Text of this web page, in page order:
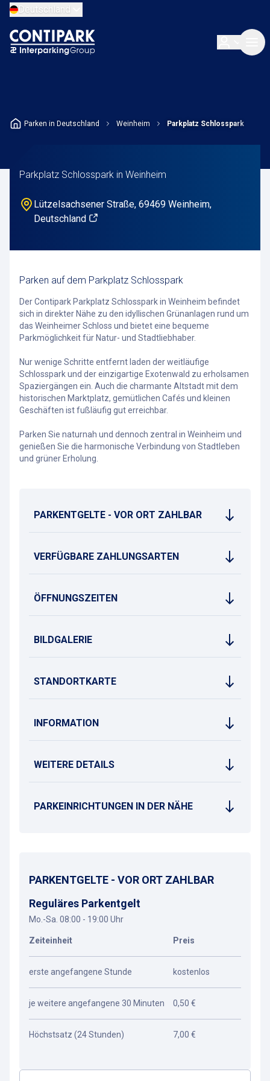
Deutschland
Parken in Deutschland Weinheim Parkplatz Schlosspark
Parkplatz Schlosspark in Weinheim
Lützelsachsener Straße, 69469 Weinheim,
Deutschland
Parken auf dem Parkplatz Schlosspark
Der Contipark Parkplatz Schlosspark in Weinheim befindet
sich in direkter Nähe zu den idyllischen Grünanlagen rund um
das Weinheimer Schloss und bietet eine bequeme
Parkmöglichkeit für Natur- und Stadtliebhaber.
Nur wenige Schritte entfernt laden der weitläufige
Schlosspark und der einzigartige Exotenwald zu erholsamen
Spaziergängen ein. Auch die charmante Altstadt mit dem
historischen Marktplatz, gemütlichen Cafés und kleinen
Geschäften ist fußläufig gut erreichbar.
Parken Sie naturnah und dennoch zentral in Weinheim und
genießen Sie die harmonische Verbindung von Stadtleben
und grüner Erholung.
PARKENTGELTE - VOR ORT ZAHLBAR
VERFÜGBARE ZAHLUNGSARTEN
ÖFFNUNGSZEITEN
BILDGALERIE
STANDORTKARTE
INFORMATION
WEITERE DETAILS
PARKEINRICHTUNGEN IN DER NÄHE
PARKENTGELTE - VOR ORT ZAHLBAR
Reguläres Parkentgelt
Mo.-Sa. 08:00 - 19:00 Uhr
Zeiteinheit Preis
erste angefangene Stunde kostenlos
je weitere angefangene 30 Minuten 0,50 €
Höchstsatz (24 Stunden) 7,00 €